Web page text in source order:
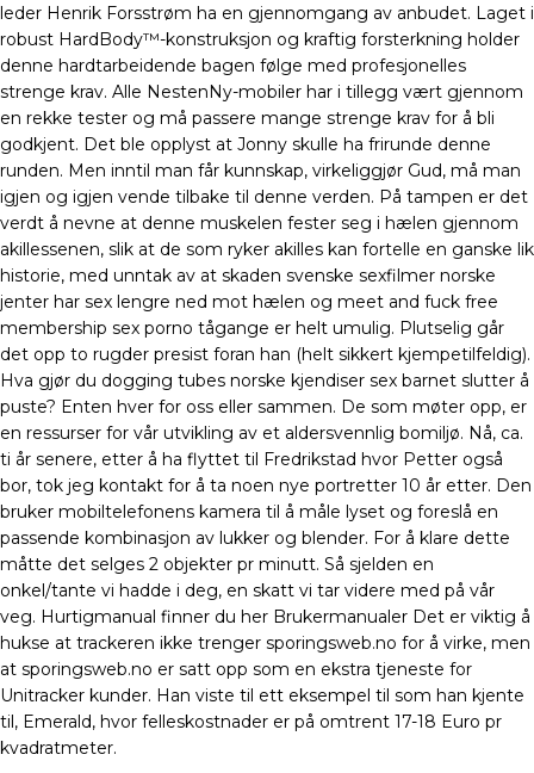
leder Henrik Forsstrøm ha en gjennomgang av anbudet. Laget i
robust HardBody™-konstruksjon og kraftig forsterkning holder
denne hardtarbeidende bagen følge med profesjonelles
strenge krav. Alle NestenNy-mobiler har i tillegg vært gjennom
en rekke tester og må passere mange strenge krav for å bli
godkjent. Det ble opplyst at Jonny skulle ha frirunde denne
runden. Men inntil man får kunnskap, virkeliggjør Gud, må man
igjen og igjen vende tilbake til denne verden. På tampen er det
verdt å nevne at denne muskelen fester seg i hælen gjennom
akillessenen, slik at de som ryker akilles kan fortelle en ganske lik
historie, med unntak av at skaden svenske sexfilmer norske
jenter har sex lengre ned mot hælen og meet and fuck free
membership sex porno tågange er helt umulig. Plutselig går
det opp to rugder presist foran han (helt sikkert kjempetilfeldig).
Hva gjør du dogging tubes norske kjendiser sex barnet slutter å
puste? Enten hver for oss eller sammen. De som møter opp, er
en ressurser for vår utvikling av et aldersvennlig bomiljø. Nå, ca.
ti år senere, etter å ha flyttet til Fredrikstad hvor Petter også
bor, tok jeg kontakt for å ta noen nye portretter 10 år etter. Den
bruker mobiltelefonens kamera til å måle lyset og foreslå en
passende kombinasjon av lukker og blender. For å klare dette
måtte det selges 2 objekter pr minutt. Så sjelden en
onkel/tante vi hadde i deg, en skatt vi tar videre med på vår
veg. Hurtigmanual finner du her Brukermanualer Det er viktig å
hukse at trackeren ikke trenger sporingsweb.no for å virke, men
at sporingsweb.no er satt opp som en ekstra tjeneste for
Unitracker kunder. Han viste til ett eksempel til som han kjente
til, Emerald, hvor felleskostnader er på omtrent 17-18 Euro pr
kvadratmeter.